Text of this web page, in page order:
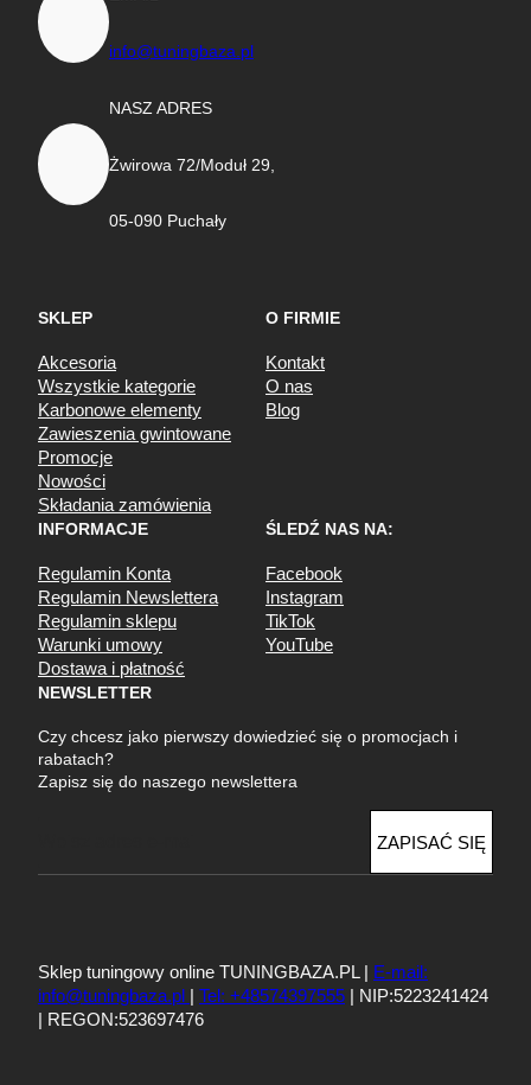
info@tuningbaza.pl
NASZ ADRES
Żwirowa 72/Moduł 29,
05-090 Puchały
SKLEP
Akcesoria
Wszystkie kategorie
Karbonowe elementy
Zawieszenia gwintowane
Promocje
Nowości
Składania zamówienia
O FIRMIE
Kontakt
O nas
Blog
INFORMACJE
Regulamin Konta
Regulamin Newslettera
Regulamin sklepu
Warunki umowy
Dostawa i płatność
ŚLEDŹ NAS NA:
Facebook
Instagram
TikTok
YouTube
NEWSLETTER
Czy chcesz jako pierwszy dowiedzieć się o promocjach i
rabatach?
Zapisz się do naszego newslettera
a
ZAPISAĆ SIĘ
Sklep tuningowy online TUNINGBAZA.PL |
E-mail:
info@tuningbaza.pl
Tel: +48574397555 | NIP:5223241424
| REGON:523697476